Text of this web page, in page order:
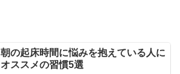
朝の起床時間に悩みを抱えている人に
オススメの習慣5選